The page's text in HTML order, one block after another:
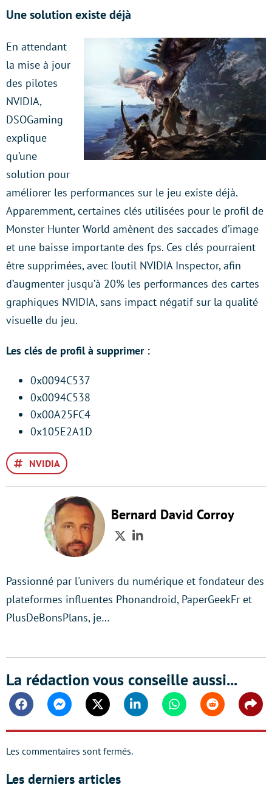
Une solution existe déjà
En attendant
la mise à jour
des pilotes
NVIDIA,
DSOGaming
explique
qu’une
solution pour
améliorer les performances sur le jeu existe déjà.
Apparemment, certaines clés utilisées pour le profil de
Monster Hunter World amènent des saccades d’image
et une baisse importante des fps. Ces clés pourraient
être supprimées, avec l’outil NVIDIA Inspector, afin
d’augmenter jusqu’à 20% les performances des cartes
graphiques NVIDIA, sans impact négatif sur la qualité
visuelle du jeu.
Les clés de profil à supprimer :
0x0094C537
0x0094C538
0x00A25FC4
0x105E2A1D
NVIDIA
Bernard David Corroy
TwitterLinkedIn
Passionné par l'univers du numérique et fondateur des
plateformes influentes Phonandroid, PaperGeekFr et
PlusDeBonsPlans, je…
La rédaction vous conseille aussi...
FacebookMessengerTwitter Linkedin WhatsappReddit
Les commentaires sont fermés.
Les derniers articles